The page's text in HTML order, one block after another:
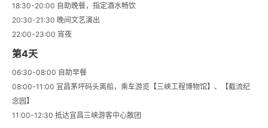
18:30-20:00 自助晚餐，指定酒水畅饮
20:30-21:30 晚间文艺演出
22:00-23:00 宵夜
第4天
06:30-08:00 自助早餐
08:00-11:00 宜昌茅坪码头离船，乘车游览【三峡工程博物馆】、【截流纪
念园】
11:00-12:30 抵达宜昌三峡游客中心散团